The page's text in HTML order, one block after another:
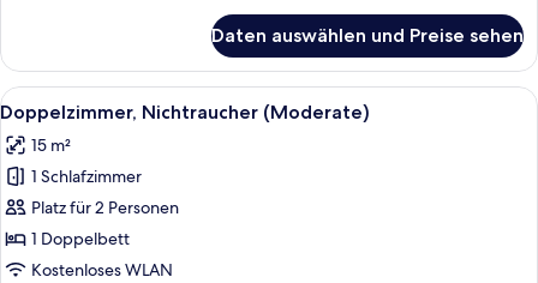
Doppelzimmer,
Nichtraucher
Daten auswählen und Preise sehen
Alle
Fotos
für
Doppelzimmer,
Nichtraucher
(Moderate)
anzeigen
Ein Hotelzimmer mit einem großen
5
Doppelzimmer, Nichtraucher (Moderate)
15 m²
1 Schlafzimmer
Platz für 2 Personen
1 Doppelbett
Kostenloses WLAN